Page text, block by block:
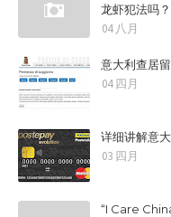
龙虾犯法吗？
04 八月
意大利查居
04 四月
详细讲解意
03 四月
“I Care